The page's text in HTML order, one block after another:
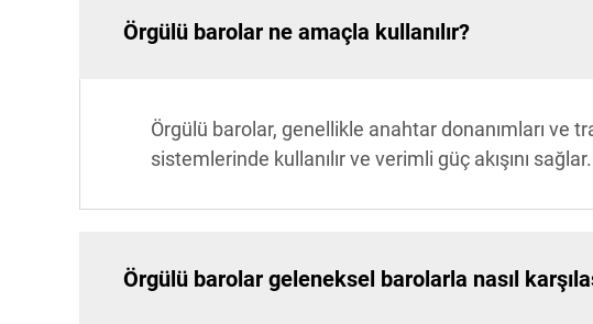
Örgülü barolar ne amaçla kullanılır?
Örgülü barolar, genellikle anahtar donanımları ve
sistemlerinde kullanılır ve verimli güç akışını
Örgülü barolar geleneksel barolarla nasıl